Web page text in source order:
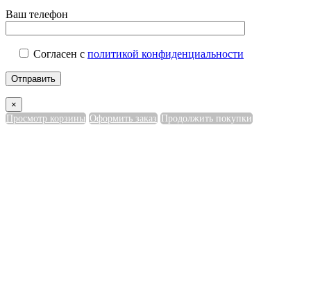
Ваш телефон
Согласен с политикой конфиденциальности
×
Просмотр корзины Оформить заказ Продолжить покупки